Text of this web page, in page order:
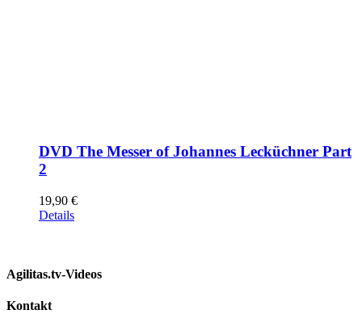
DVD The Messer of Johannes Lecküchner Part
2
19,90 €
Details
Agilitas.tv-Videos
Kontakt